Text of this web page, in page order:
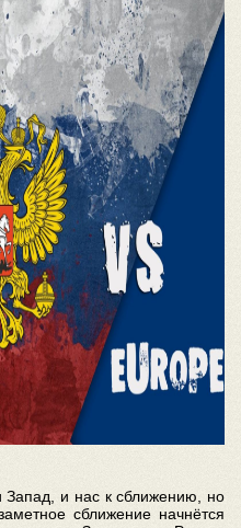
Запад, и нас к сближению, но
сближение начнётся